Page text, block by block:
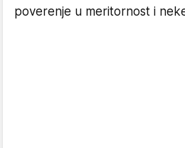
poverenje u meritornost i